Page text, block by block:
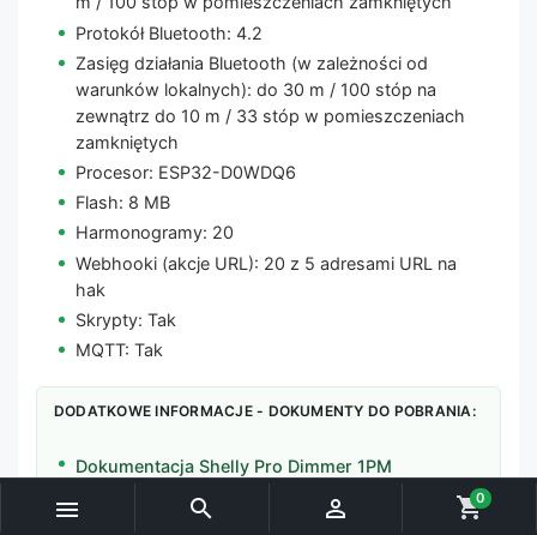
Protokół Bluetooth: 4.2
Zasięg działania Bluetooth (w zależności od
warunków lokalnych): do 30 m / 100 stóp na
zewnątrz do 10 m / 33 stóp w pomieszczeniach
zamkniętych
Procesor: ESP32-D0WDQ6
Flash: 8 MB
Harmonogramy: 20
Webhooki (akcje URL): 20 z 5 adresami URL na
hak
Skrypty: Tak
MQTT: Tak
DODATKOWE INFORMACJE - DOKUMENTY DO POBRANIA:
Dokumentacja Shelly Pro Dimmer 1PM
   shopping_cart
0